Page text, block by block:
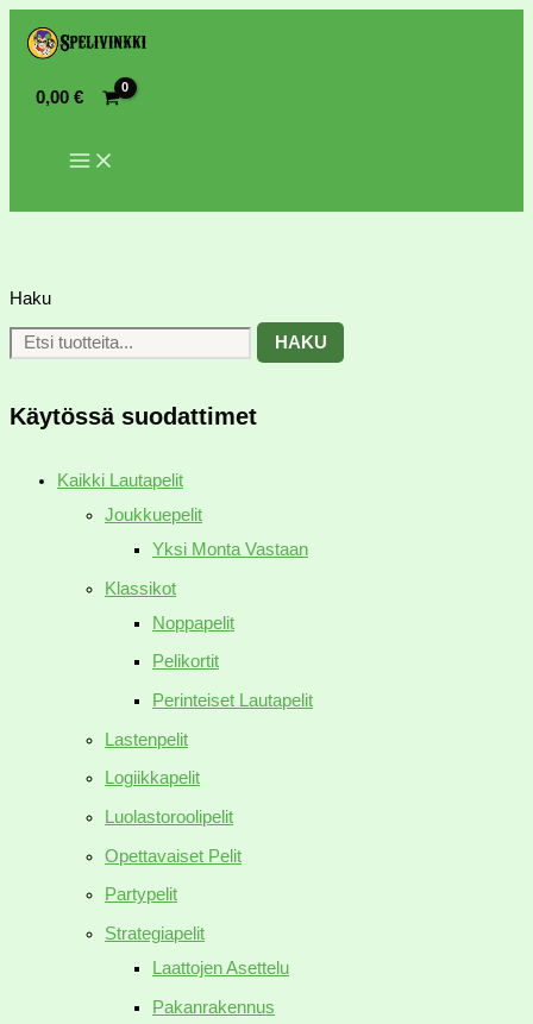
0,00€
Haku
HAKU
Käytössä suodattimet
Kaikki Lautapelit
Joukkuepelit
Yksi Monta Vastaan
Klassikot
Noppapelit
Pelikortit
Perinteiset Lautapelit
Lastenpelit
Logiikkapelit
Luolastoroolipelit
Opettavaiset Pelit
Partypelit
Strategiapelit
Laattojen Asettelu
Pakanrakennus